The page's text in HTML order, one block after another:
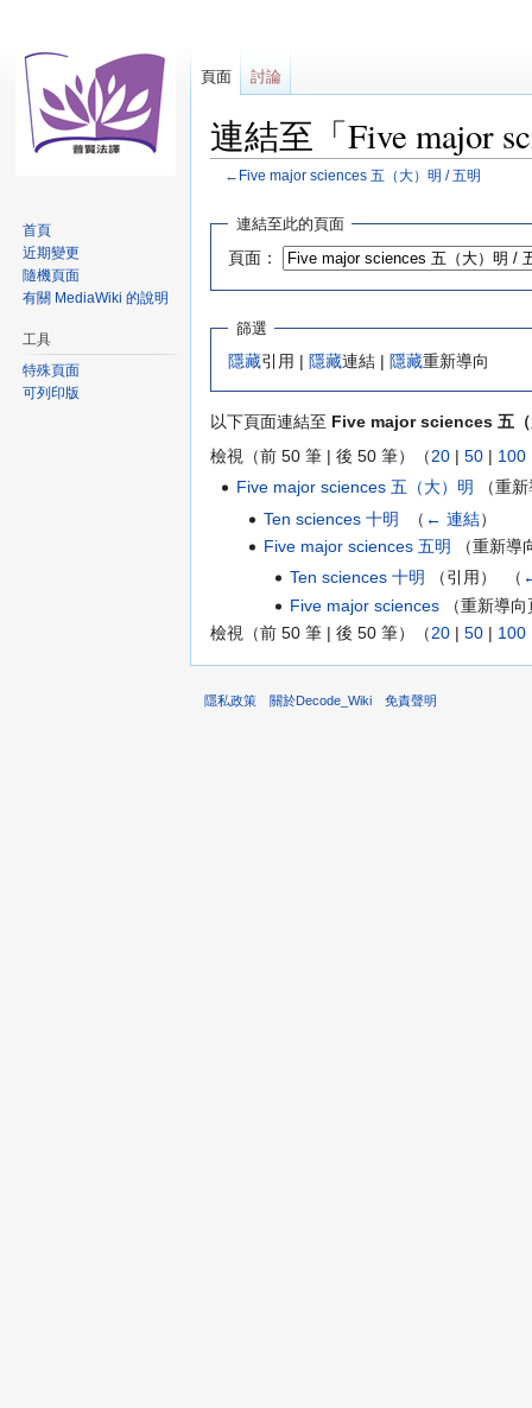
連結至「Five major
← Five major sciences 五（大）明 / 五明
覽
尋
連結至此的頁面
頁面：
篩選
隱藏引用 | 隱藏連結 | 隱藏重新導向
以下頁面連結至 Five major sciences 五（
檢視（前 50 筆 | 後 50 筆）（20 | 50 | 100
Five major sciences 五（大）明
（重
Ten sciences 十明
（ ← 連結）
Five major sciences 五明
（重新導
Ten sciences 十明
（引用） ‎ （
Five major sciences （重新導
檢視（前 50 筆 | 後 50 筆）（20 | 50 | 100
頁面 討論
首頁
近期變更
隨機頁面
有關 MediaWiki 的說明
工具
特殊頁面
可列印版
隱私政策 關於Decode_Wiki 免責聲明